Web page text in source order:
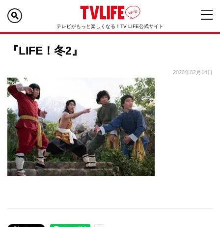
テレビがもっと楽しくなる！TV LIFE公式サイト
『LIFE！冬2』
2023年02月14日